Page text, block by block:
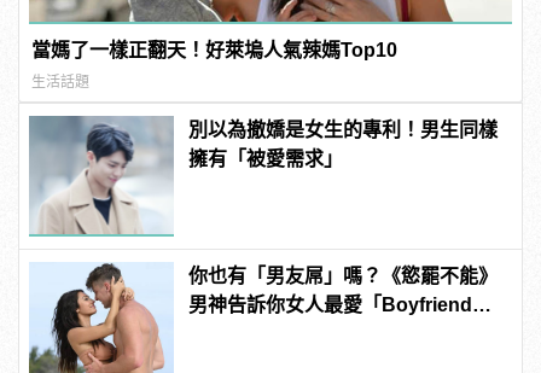
當媽了一樣正翻天！好萊塢人氣辣媽Top10
生活話題
別以為撤嬌是女生的專利！男生同樣
擁有「被愛需求」
你也有「男友屌」嗎？《慾罷不能》
男神告訴你女人最愛「Boyfriend